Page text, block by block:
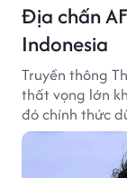
Địa chấn
Indonesia
Truyền thông
thất vọng lớn
đó chính thức
2026.